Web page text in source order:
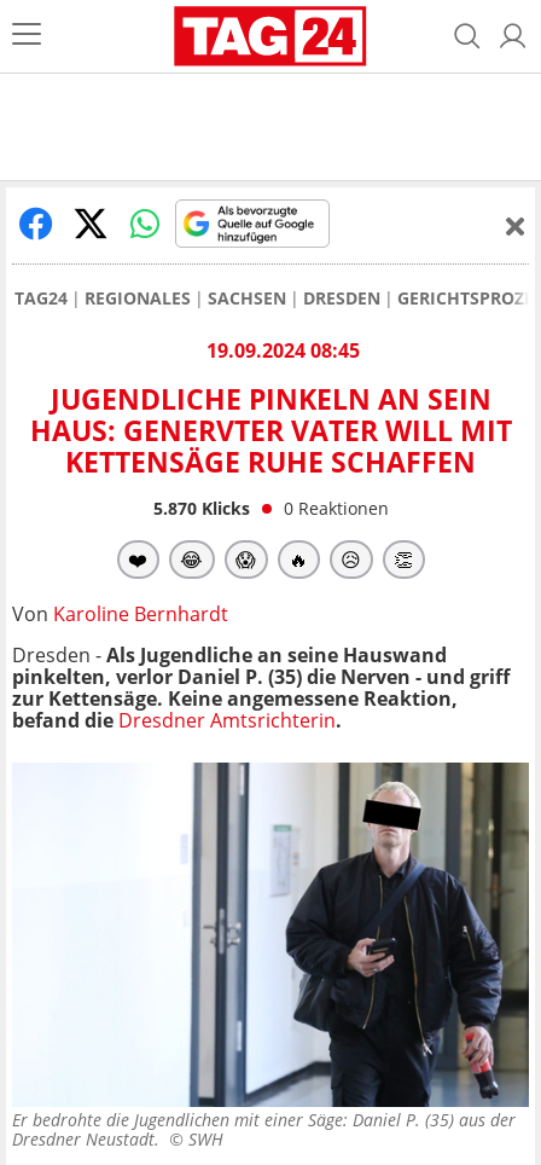
TAG24 REGIONALES SACHSEN DRESDEN
19.09.2024 08:45
JUGENDLICHE PINKELN AN SEIN
HAUS: GENERVTER VATER WILL MIT
KETTENSÄGE RUHE SCHAFFEN
5.870Klicks 0 Reaktionen
❤️ 😂 😱 🔥 😥 👏
Von Karoline Bernhardt
Dresden -Als Jugendliche an seine Hauswand
pinkelten, verlor Daniel P. (35) die Nerven - und griff
zur Kettensäge. Keine angemessene Reaktion,
befand die Dresdner Amtsrichterin.
Er bedrohte die Jugendlichen mit einer Säge: Daniel P. (35) aus der
Dresdner Neustadt. © SWH